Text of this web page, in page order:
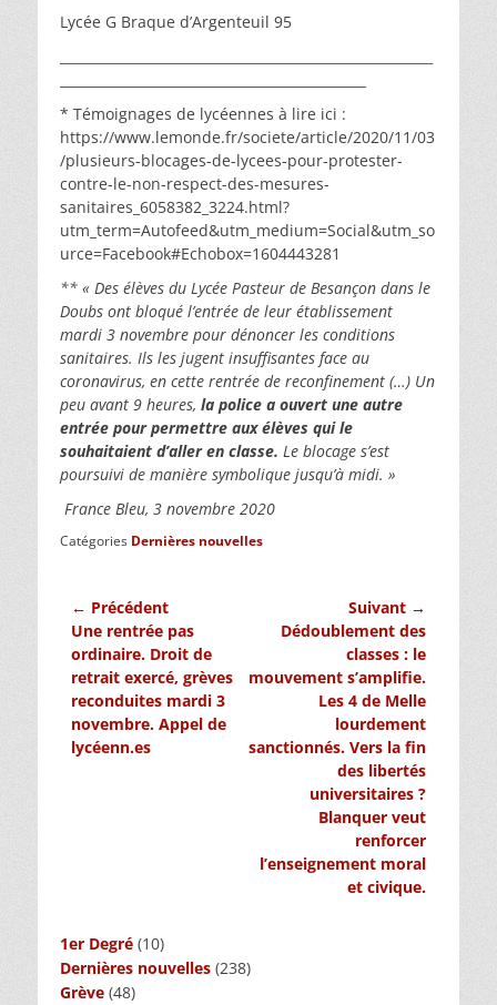
Lycée G Braque d’Argenteuil 95
* Témoignages de lycéennes à lire ici :
https://www.lemonde.fr/societe/article/2020/11/03
/plusieurs-blocages-de-lycees-pour-protester-
contre-le-non-respect-des-mesures-
sanitaires_6058382_3224.html?
utm_term=Autofeed&utm_medium=Social&utm_so
urce=Facebook#Echobox=1604443281
** « Des élèves du Lycée Pasteur de Besançon dans le
Doubs ont bloqué l’entrée de leur établissement
mardi 3 novembre pour dénoncer les conditions
sanitaires. Ils les jugent insuffisantes face au
coronavirus, en cette rentrée de reconfinement (…) Un
peu avant 9 heures, la police a ouvert une autre
entrée pour permettre aux élèves qui le
souhaitaient d’aller en classe. Le blocage s’est
poursuivi de manière symbolique jusqu’à midi. »
France Bleu, 3 novembre 2020
Catégories Dernières nouvelles
Navigation
de
l’article
← Précédent
Article
précédent :
Une rentrée pas
ordinaire. Droit de
retrait exercé, grèves
reconduites mardi 3
novembre. Appel de
lycéenn.es
Suivant →
ArticleDédoublement des
classes : le
mouvement s’amplifie.
Les 4 de Melle
lourdement
sanctionnés. Vers la fin
des libertés
universitaires ?
Blanquer veut
renforcer
l’enseignement moral
et civique.
1er Degré (10)
Dernières nouvelles (238)
Grève (48)